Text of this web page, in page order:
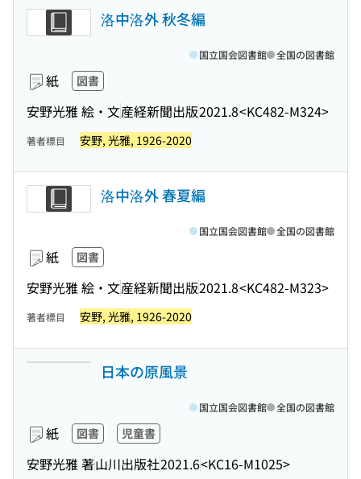
洛中洛外 秋冬編
紙 図書
安野光雅 絵・文産経新聞出版2021.8<KC482-M324>
国立国会図書館 全国の図書館
著者標目 安野, 光雅, 1926-2020
洛中洛外 春夏編
紙 図書
安野光雅 絵・文産経新聞出版2021.8<KC482-M323>
国立国会図書館 全国の図書館
著者標目 安野, 光雅, 1926-2020
日本の原風景
紙 図書 児童書
安野光雅 著山川出版社2021.6<KC16-M1025>
国立国会図書館 全国の図書館